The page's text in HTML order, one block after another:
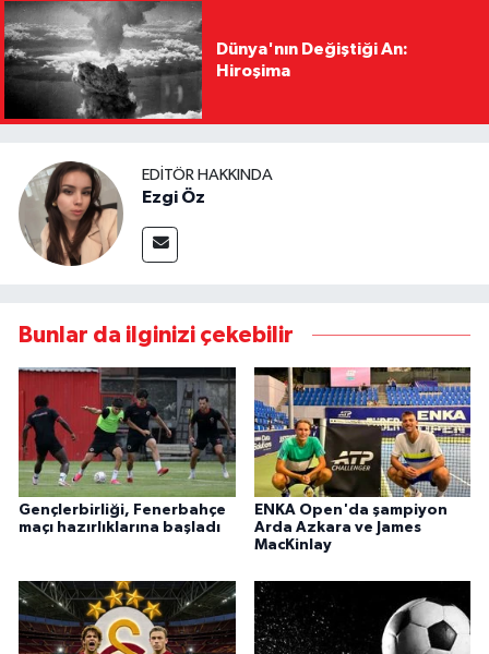
Dünya'nın Değiştiği An:
Hiroşima
EDITÖR HAKKINDA
Ezgi Öz
Bunlar da ilginizi çekebilir
Gençlerbirliği, Fenerbahçe
maçı hazırlıklarına başladı
ENKA Open'da şampiyon
Arda Azkara ve James
MacKinlay